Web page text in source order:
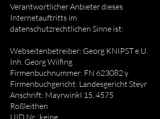
Verantwortlicher Anbieter dieses
Internetauftritts im
datenschutzrechtlichen Sinne ist:
Webseitenbetreiber: Georg KNIPST e.U.
Inh. Georg Wilfing
Firmenbuchnummer: FN 623082 y
Firmenbuchgericht: Landesgericht Steyr
Anschrift: Mayrwinkl 15, 4575
Roßleithen
UID Nr.: keine